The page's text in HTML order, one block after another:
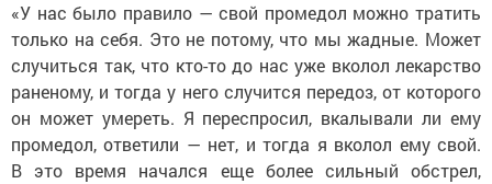
«У нас было правило — свой промедол можно тратить
только на себя. Это не потому, что мы жадные. Может
случиться так, что кто-то до нас уже вколол лекарство
раненому, и тогда у него случится передоз, от которого
он может умереть. Я переспросил, вкалывали ли ему
промедол, ответили — нет, и тогда я вколол ему свой.
В это время начался еще более сильный обстрел,